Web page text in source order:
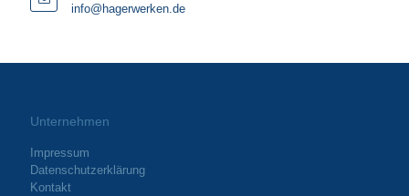
info@hagerwerken.de
Unternehmen
Impressum
Datenschutzerklärung
Kontakt